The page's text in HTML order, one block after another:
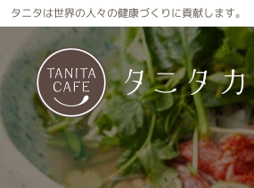
タニタは世界の人々の健康づくりに貢献します。